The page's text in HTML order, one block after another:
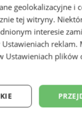
geolokalizacyjne i
tej witryny.
interesie
Ustawieniach reklam.
Ustawieniach plików